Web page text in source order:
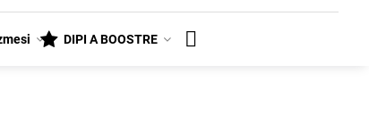
DIPI A BOOSTRE